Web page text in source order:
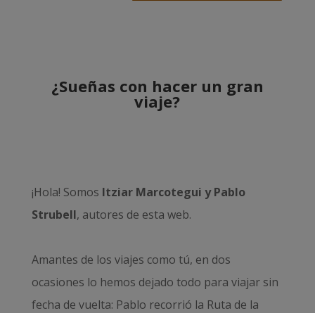
¿Sueñas con hacer un gran
viaje?
¡Hola! Somos Itziar Marcotegui y Pablo
Strubell, autores de esta web.
Amantes de los viajes como tú, en dos
ocasiones lo hemos dejado todo para viajar sin
fecha de vuelta: Pablo recorrió la Ruta de la